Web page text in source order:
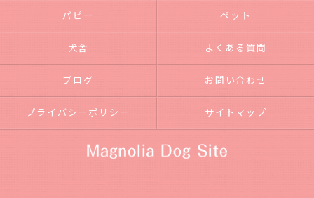
パピー ペット
犬舎 よくある質問
ブログ お問い合わせ
プライバシーポリシー サイトマップ